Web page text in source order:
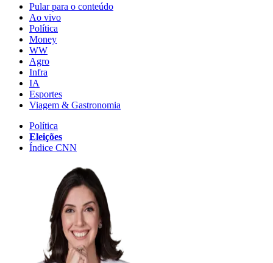
Pular para o conteúdo
Ao vivo
Política
Money
WW
Agro
Infra
IA
Esportes
Viagem & Gastronomia
Política
Eleições
Índice CNN